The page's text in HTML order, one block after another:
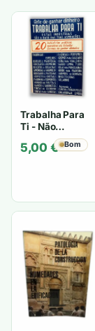
Trabalha Para
Ti - Não
especificado
5,00 € Bom